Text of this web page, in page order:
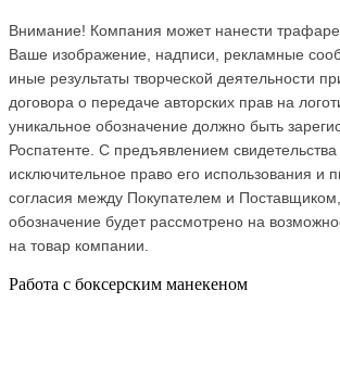
Внимание! Компания может нанести
Ваше изображение, надписи, рекламные
иные результаты творческой деятельности
договора о передаче авторских прав на
уникальное обозначение должно быть
Роспатенте. С предъявлением свидетельства
исключительное право его использования и
согласия между Покупателем и
обозначение будет рассмотрено на
на товар компании.
Работа с боксерским манекеном